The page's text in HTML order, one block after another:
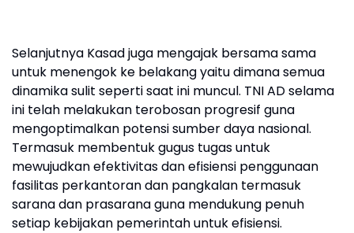
Selanjutnya Kasad juga mengajak bersama sama
untuk menengok ke belakang yaitu dimana semua
dinamika sulit seperti saat ini muncul. TNI AD selama
ini telah melakukan terobosan progresif guna
mengoptimalkan potensi sumber daya nasional.
Termasuk membentuk gugus tugas untuk
mewujudkan efektivitas dan efisiensi penggunaan
fasilitas perkantoran dan pangkalan termasuk
sarana dan prasarana guna mendukung penuh
setiap kebijakan pemerintah untuk efisiensi.